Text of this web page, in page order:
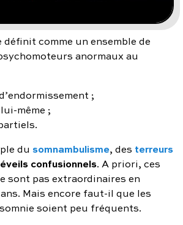
définit comme un ensemble de
anormaux au
;
même ;
du somnambulisme, des terreurs
éveils confusionnels. A priori, ces
sont pas extraordinaires en
ans. Mais encore faut-il que les
soient peu fréquents.